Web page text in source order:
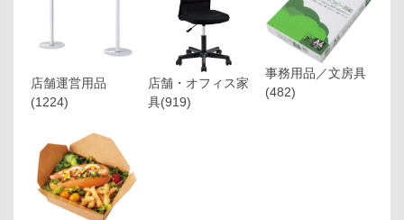
店舗運営用品
(1224)
店舗・オフィス家
具(919)
事務用品／文房具
(482)